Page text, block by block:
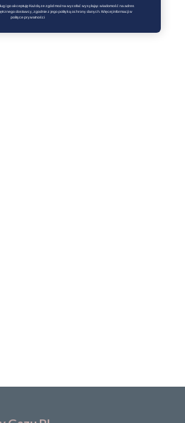
i go akceptuję Każdą ze zgód można wycofać wysyłając wiadomość na adres
dostawcy, zgodnie z jego polityką ochrony danych. Więcej informacji w
polityce prywatności